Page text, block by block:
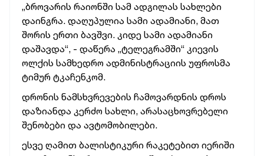
„ბროვარის რაიონში სამ ადგილას სახლები
დაინგრა. დაღუპულია სამი ადამიანი, მათ
შორის ერთი ბავშვი. კიდე სამი ადამიანი
დაშავდა“, - დაწერა „ტელეგრამში“ კიევის
ოლქის სამხედრო ადმინისტრაციის უფროსმა
ტიმურ ტკაჩენკომ.
დრონის ნამსხვრევების ჩამოვარდნის დროს
დაზიანდა კერძო სახლი, არასაცხოვრებელი
შენობები და ავტომობილები.
ესვე ღამით ბალისტიკური რაკეტებით იერიში